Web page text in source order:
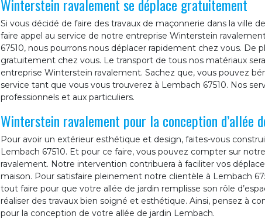
Winterstein ravalement se déplace gratuitement
Si vous décidé de faire des travaux de maçonnerie dans la ville
faire appel au service de notre entreprise Winterstein
67510, nous pourrons nous déplacer rapidement chez vous. De
gratuitement chez vous. Le transport de tous nos matériaux
entreprise Winterstein ravalement. Sachez que, vous pouvez
service tant que vous vous trouverez à Lembach 67510. Nos
professionnels et aux particuliers.
Winterstein ravalement pour la conception d’allée
Pour avoir un extérieur esthétique et design, faites-vous
Lembach 67510. Et pour ce faire, vous pouvez compter sur
ravalement. Notre intervention contribuera à faciliter vos
maison. Pour satisfaire pleinement notre clientèle à Lembach
tout faire pour que votre allée de jardin remplisse son rôle
réaliser des travaux bien soigné et esthétique. Ainsi, pensez à
pour la conception de votre allée de jardin Lembach.